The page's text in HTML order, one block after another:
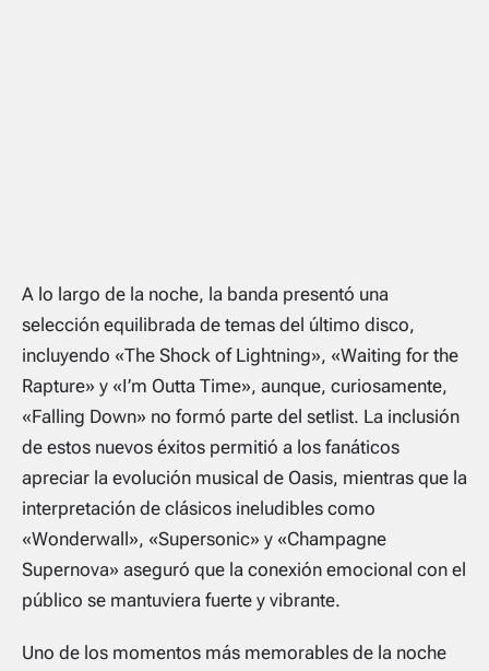
A lo largo de la noche, la banda presentó una
selección equilibrada de temas del último disco,
incluyendo «The Shock of Lightning», «Waiting for the
Rapture» y «I’m Outta Time», aunque, curiosamente,
«Falling Down» no formó parte del setlist. La inclusión
de estos nuevos éxitos permitió a los fanáticos
apreciar la evolución musical de Oasis, mientras que la
interpretación de clásicos ineludibles como
«Wonderwall», «Supersonic» y «Champagne
Supernova» aseguró que la conexión emocional con el
público se mantuviera fuerte y vibrante.
Uno de los momentos más memorables de la noche